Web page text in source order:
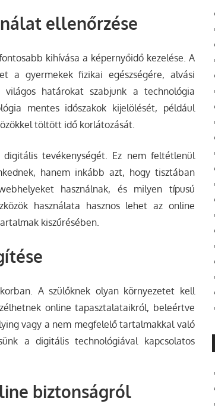
ellenőrzése
kihívása a képernyőidő kezelése. A
a gyermekek fizikai egészségére, alvási
világos határokat szabjunk a technológia
mentes időszakok kijelölését, például
töltött idő korlátozását.
tevékenységét. Ez nem feltétlenül
hanem inkább azt, hogy tisztában
használnak, és milyen típusú
használata hasznos lehet az online
kiszűrésében.
A szülőknek olyan környezetet kell
online tapasztalataikról, beleértve
vagy a nem megfelelő tartalmakkal való
a digitális technológiával kapcsolatos
biztonságról